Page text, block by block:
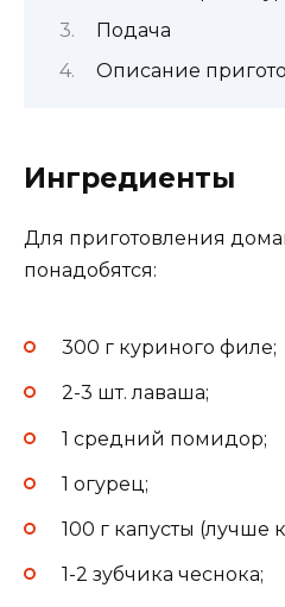
Подача
Описание
Ингредиенты
Для приготовления
понадобятся:
300 г куриного филе;
2-3 шт. лаваша;
1 средний помидор;
1 огурец;
100 г капусты (лучше
1-2 зубчика чеснока;